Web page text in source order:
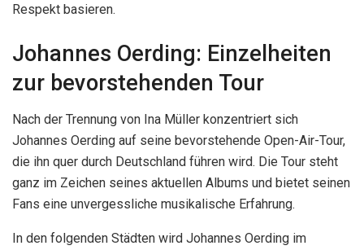
Respekt basieren.
Johannes Oerding: Einzelheiten
zur bevorstehenden Tour
Nach der Trennung von Ina Müller konzentriert sich
Johannes Oerding auf seine bevorstehende Open-Air-Tour,
die ihn quer durch Deutschland führen wird. Die Tour steht
ganz im Zeichen seines aktuellen Albums und bietet seinen
Fans eine unvergessliche musikalische Erfahrung.
In den folgenden Städten wird Johannes Oerding im